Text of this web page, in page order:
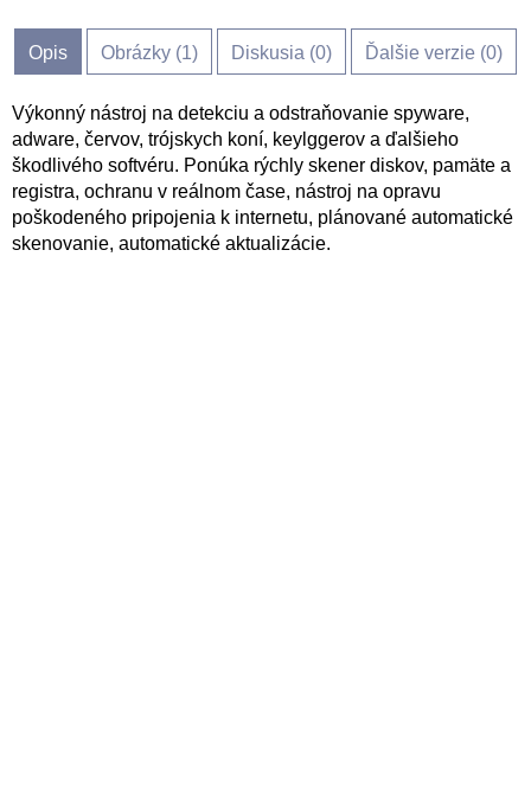
Opis Obrázky (1) Diskusia (0) Ďalšie verzie (0)
Výkonný nástroj na detekciu a odstraňovanie spyware,
adware, červov, trójskych koní, keylggerov a ďalšieho
škodlivého softvéru. Ponúka rýchly skener diskov, pamäte a
registra, ochranu v reálnom čase, nástroj na opravu
poškodeného pripojenia k internetu, plánované automatické
skenovanie, automatické aktualizácie.